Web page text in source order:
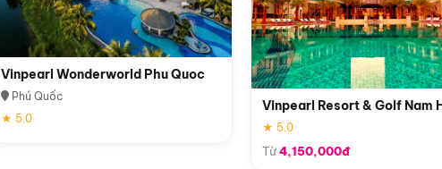
Vinpearl Wonderworld Phu Quoc
Phú Quốc
★ 5.0
Vinpearl Resort & Golf Nam
★ 5.0
Từ4,150,000đ